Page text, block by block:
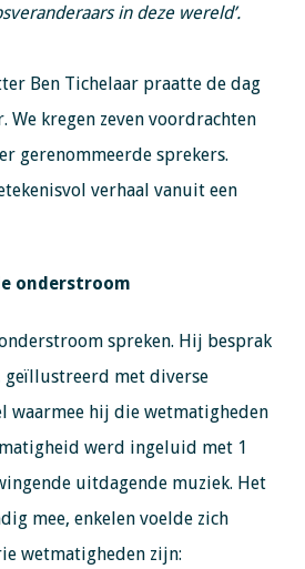
in deze wereld’.
Ben Tichelaar praatte de dag
We kregen zeven voordrachten
gerenommeerde sprekers.
verhaal vanuit een
onderstroom
spreken. Hij besprak
met diverse
waarmee hij die wetmatigheden
werd ingeluid met 1
uitdagende muziek. Het
mee, enkelen voelde zich
wetmatigheden zijn: